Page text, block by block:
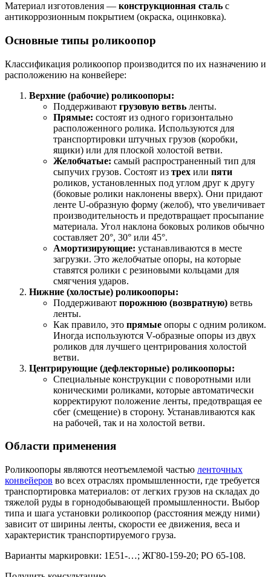
Материал изготовления — конструкционная сталь с
антикоррозионным покрытием (окраска, оцинковка).
Основные типы роликоопор
Классификация роликоопор производится по их назначению и
расположению на конвейере:
Верхние (рабочие) роликоопоры:
Поддерживают грузовую ветвь ленты.
Прямые: состоят из одного горизонтально
расположенного ролика. Используются для
транспортировки штучных грузов (коробки,
ящики) или для плоской холостой ветви.
Желобчатые: самый распространенный тип для
сыпучих грузов. Состоят из трех или пяти
роликов, установленных под углом друг к другу
(боковые ролики наклонены вверх). Они придают
ленте U-образную форму (желоб), что увеличивает
производительность и предотвращает просыпание
материала. Угол наклона боковых роликов обычно
составляет 20°, 30° или 45°.
Амортизирующие: устанавливаются в месте
загрузки. Это желобчатые опоры, на которые
ставятся ролики с резиновыми кольцами для
смягчения ударов.
Нижние (холостые) роликоопоры:
Поддерживают порожнюю (возвратную) ветвь
ленты.
Как правило, это прямые опоры с одним роликом.
Иногда используются V-образные опоры из двух
роликов для лучшего центрирования холостой
ветви.
Центрирующие (дефлекторные) роликоопоры:
Специальные конструкции с поворотными или
коническими роликами, которые автоматически
корректируют положение ленты, предотвращая ее
сбег (смещение) в сторону. Устанавливаются как
на рабочей, так и на холостой ветви.
Области применения
Роликоопоры являются неотъемлемой частью ленточных
конвейеров во всех отраслях промышленности, где требуется
транспортировка материалов: от легких грузов на складах до
тяжелой руды в горнодобывающей промышленности. Выбор
типа и шага установки роликоопор (расстояния между ними)
зависит от ширины ленты, скорости ее движения, веса и
характеристик транспортируемого груза.
Варианты маркировки: 1Е51-…; ЖГ80-159-20; РО 65-108.